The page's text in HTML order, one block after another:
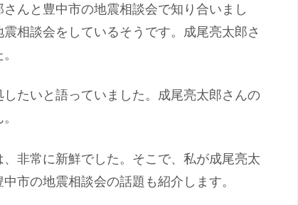
んと豊中市の地震相談会で知り合いまし
相談会をしているそうです。成尾亮太郎さ
たいと語っていました。成尾亮太郎さんの
非常に新鮮でした。そこで、私が成尾亮太
市の地震相談会の話題も紹介します。